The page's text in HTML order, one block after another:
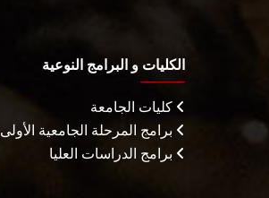
الكليات و البرامج النوعية
كليات الجامعة
برامج المرحلة الجامعية الأولى
برامج الدراسات العليا